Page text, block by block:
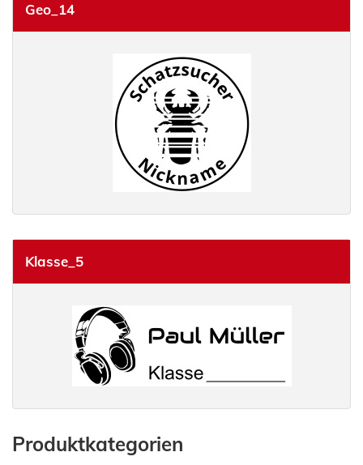
Geo_14
Klasse_5
Produktkategorien